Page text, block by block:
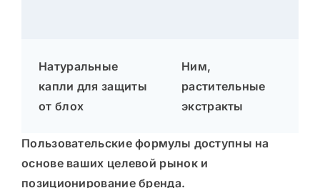
Натуральные
капли для защиты
от блох
Ним,
растительные
экстракты
Пользовательские формулы доступны на
основе ваших целевой рынок и
позиционирование бренда.